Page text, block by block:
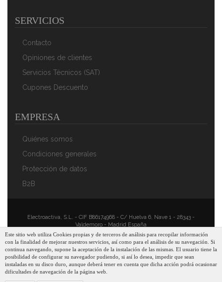
SERVICIOS
Contacto
Opiniones de clientes
Servicios Técnicos (SAT)
Cupones Descuento
EMPRESA
Quiénes somos
Condiciones generales
Protección de datos
B2B
Electroactiva, S.L. - CIF B86174968 - C/ Huelva 6, Nave 1 - 28343 -
Valdemoro - Madrid España
Este sitio web utiliza Cookies propias y de terceros de análisis para recopilar información
con la finalidad de mejorar nuestros servicios, así como para el análisis de su navegación. Si
continua navegando, supone la aceptación de la instalación de las mismas. El usuario tiene la
posibilidad de configurar su navegador pudiendo, si así lo desea, impedir que sean
instaladas en su disco duro, aunque deberá tener en cuenta que dicha acción podrá ocasionar
dificultades de navegación de la página web.